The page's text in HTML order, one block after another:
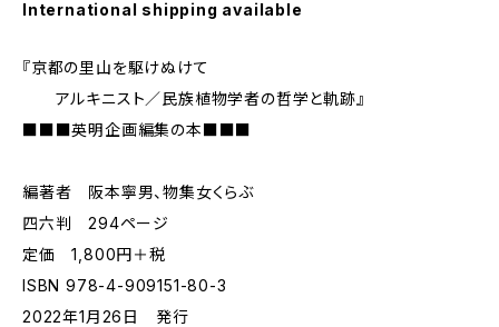
International shipping available
『京都の里山を駆けぬけて
アルキニスト／民族植物学者の哲学と軌跡』
■■■英明企画編集の本■■■
編著者 阪本寧男、物集女くらぶ
四六判 294ページ
定価 1,800円＋税
ISBN 978-4-909151-80-3
2022年1月26日 発行